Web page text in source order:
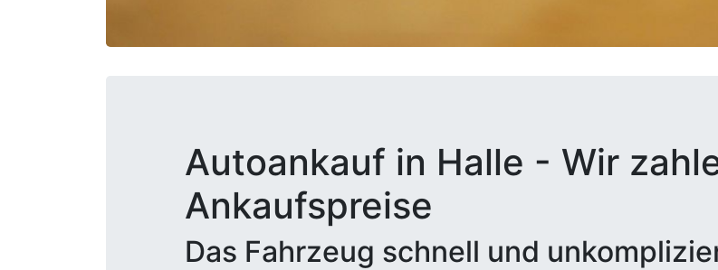
Autoankauf in Halle - Wir
Ankaufspreise
Das Fahrzeug schnell und